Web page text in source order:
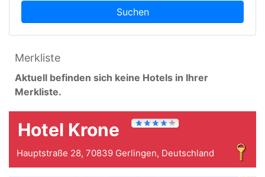
Suchen
Merkliste
Aktuell befinden sich keine Hotels in Ihrer
Merkliste.
Hotel Krone
Hauptstraße 28, 70839 Gerlingen, Deutschland